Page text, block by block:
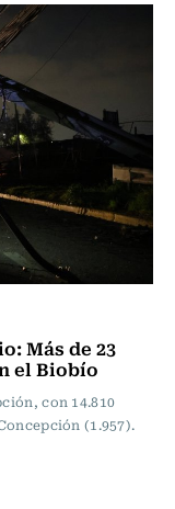
Más de 23
el Biobío
con 14.810
(1.957).